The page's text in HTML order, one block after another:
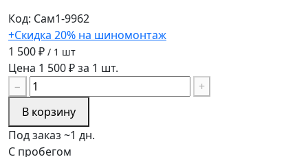
Код: Сам1-9962
+Скидка 20% на шиномонтаж
1 500 ₽ / 1 шт
Цена 1 500 ₽ за 1 шт.
−
+
В корзину
Под заказ ~1 дн.
С пробегом